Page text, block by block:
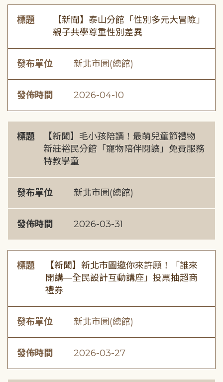
標題
【新聞】泰山分館「性別多元大冒險」
親子共學尊重性別差異
發布單位 新北市圖(總館)
發佈時間 2026-04-10
標題
【新聞】毛小孩陪讀！最萌兒童節禮物
新莊裕民分館「寵物陪伴閱讀」免費服務
特教學童
發布單位 新北市圖(總館)
發佈時間 2026-03-31
標題
【新聞】新北市圖邀你來許願！「誰來
開講—全民設計互動講座」投票抽超商
禮券
發布單位 新北市圖(總館)
發佈時間 2026-03-27